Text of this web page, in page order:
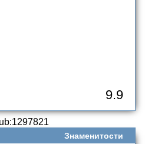
9.9
Знаменитости